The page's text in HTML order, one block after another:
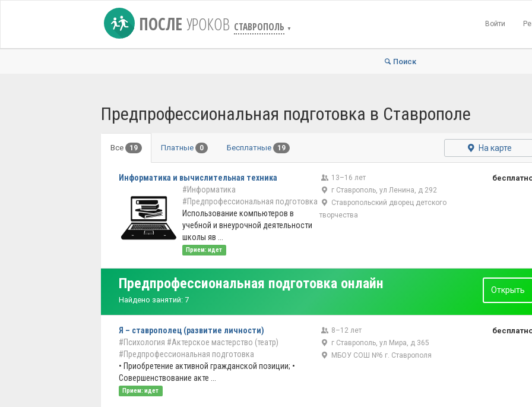
ПОСЛЕ УРОКОВ СТАВРОПОЛЬ ▼
Войти
Поиск
Предпрофессиональная подготовка в Ставрополе
Все 19 Платные 0 Бесплатные 19 На карте
Информатика и вычислительная техника
#Информатика
#Предпрофессиональная подготовка
Использование компьютеров в
учебной и внеурочной деятельности
школы яв ...
Прием: идет
13–16 лет
г Ставрополь, ул Ленина, д 292
Ставропольский дворец детского
творчества
Предпрофессиональная подготовка онлайн
Найдено занятий: 7
Открыть
Я – ставрополец (развитие личности)
#Психология #Актерское мастерство (театр)
#Предпрофессиональная подготовка
• Приобретение активной гражданской позиции; •
Совершенствование акте ...
Прием: идет
8–12 лет
г Ставрополь, ул Мира, д 365
МБОУ СОШ №6 г. Ставрополя